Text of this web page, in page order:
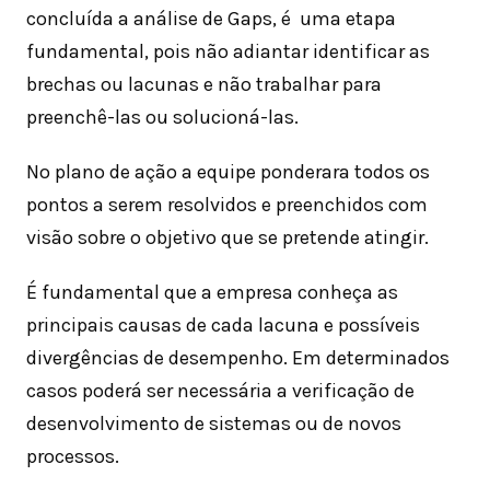
concluída a análise de Gaps, é uma etapa
fundamental, pois não adiantar identificar as
brechas ou lacunas e não trabalhar para
preenchê-las ou solucioná-las.
No plano de ação a equipe ponderara todos os
pontos a serem resolvidos e preenchidos com
visão sobre o objetivo que se pretende atingir.
É fundamental que a empresa conheça as
principais causas de cada lacuna e possíveis
divergências de desempenho. Em determinados
casos poderá ser necessária a verificação de
desenvolvimento de sistemas ou de novos
processos.